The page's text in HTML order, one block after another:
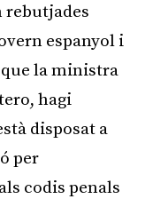
rebutjades
espanyol i
que la ministra
hagi
disposat a
per
codis penals